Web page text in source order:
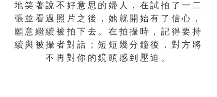
地笑著說不好意思的婦人，在試拍了一二
張並看過照片之後，她就開始有了信心，
願意繼續被拍下去。在拍攝時，記得要持
續與被攝者對話；短短幾分鐘後，對方將
不再對你的鏡頭感到壓迫。